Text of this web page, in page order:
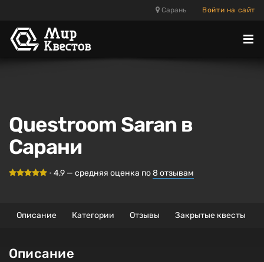
Сарань Войти на сайт
Questroom Saran в
Сарани
• 4,9 — средняя оценка по8 отзывам
Описание Категории Отзывы Закрытые квесты
Описание